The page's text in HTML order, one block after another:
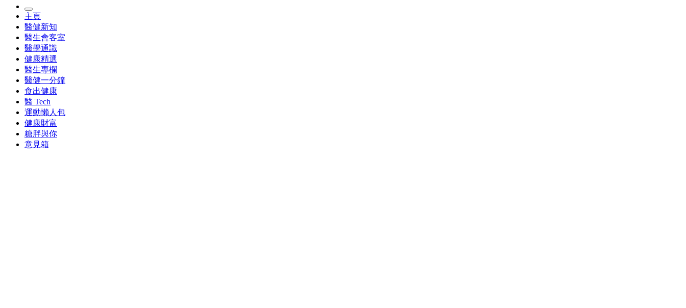
主頁
醫健新知
醫生會客室
醫學通識
健康精選
醫生專欄
醫健一分鐘
食出健康
醫 Tech
運動懶人包
健康財富
糖胖與你
意見箱